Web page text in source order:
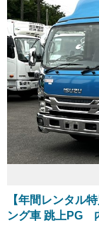
【年間レンタル
ング車 跳上PG